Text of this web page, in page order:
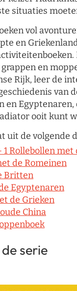
situaties
vol
en
en
Rijk, leer de
van
en Egyptenaren,
ooit kunt
uit de volgende
1 Rollebollen
de Romeinen
Britten
Egyptenaren
de Grieken
China
serie